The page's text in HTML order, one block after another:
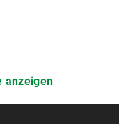
anzeigen